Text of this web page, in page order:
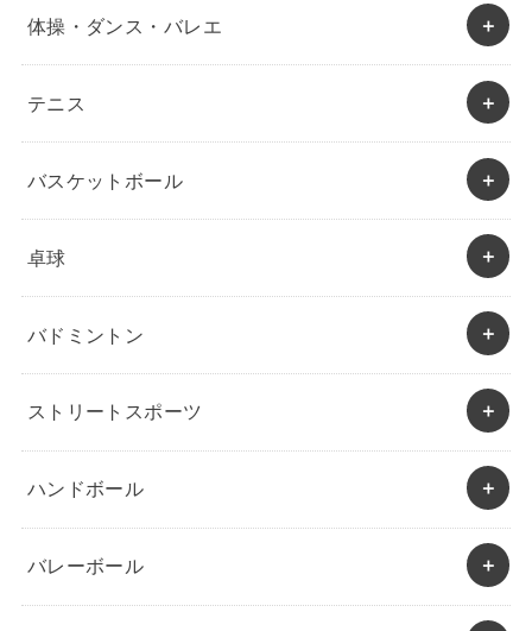
体操・ダンス・バレエ
テニス
バスケットボール
卓球
バドミントン
ストリートスポーツ
ハンドボール
バレーボール